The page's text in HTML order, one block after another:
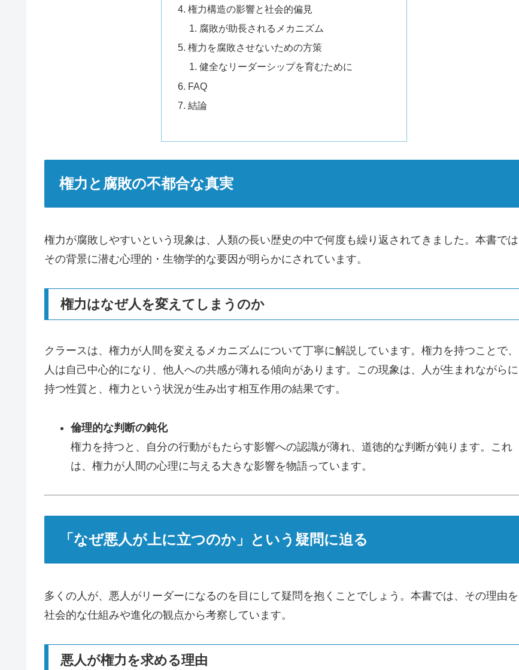
権力構造の影響と社会的偏見
腐敗が助長されるメカニズム
権力を腐敗させないための方策
健全なリーダーシップを育むために
FAQ
結論
権力と腐敗の不都合な真実
権力が腐敗しやすいという現象は、人類の長い歴史の中で何度も繰り返されてきました。本書では
その背景に潜む心理的・生物学的な要因が明らかにされています。
権力はなぜ人を変えてしまうのか
クラースは、権力が人間を変えるメカニズムについて丁寧に解説しています。権力を持つことで、
人は自己中心的になり、他人への共感が薄れる傾向があります。この現象は、人が生まれながらに
持つ性質と、権力という状況が生み出す相互作用の結果です。
倫理的な判断の鈍化
権力を持つと、自分の行動がもたらす影響への認識が薄れ、道徳的な判断が鈍ります。これ
は、権力が人間の心理に与える大きな影響を物語っています。
「なぜ悪人が上に立つのか」という疑問に迫る
多くの人が、悪人がリーダーになるのを目にして疑問を抱くことでしょう。本書では、その理由を
社会的な仕組みや進化の観点から考察しています。
悪人が権力を求める理由